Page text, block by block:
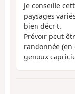
Je conseille
paysages
bien décrit.
Prévoir peut
randonnée
genoux